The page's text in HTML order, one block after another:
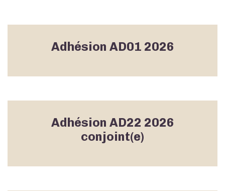
Adhésion AD01 2026
Adhésion AD22 2026
conjoint(e)